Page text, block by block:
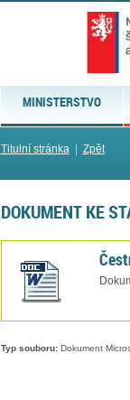
MINISTERSTVO
Titulní stránka| Zpět
DOKUMENT KE
Typ souboru:Dokument